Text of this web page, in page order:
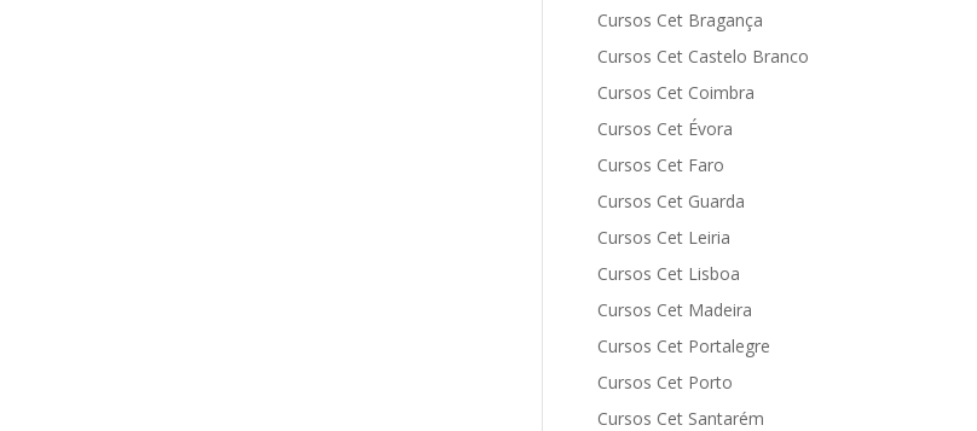
Cursos Cet Bragança
Cursos Cet Castelo Branco
Cursos Cet Coimbra
Cursos Cet Évora
Cursos Cet Faro
Cursos Cet Guarda
Cursos Cet Leiria
Cursos Cet Lisboa
Cursos Cet Madeira
Cursos Cet Portalegre
Cursos Cet Porto
Cursos Cet Santarém